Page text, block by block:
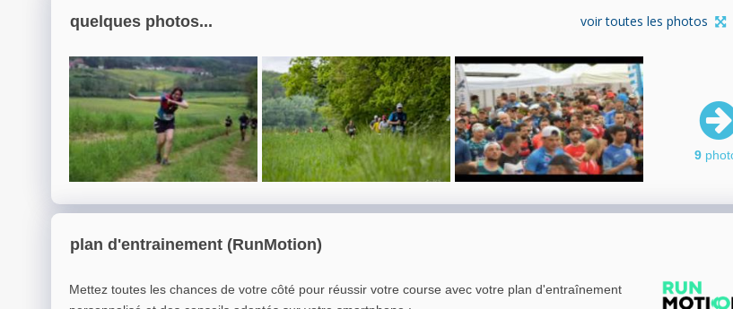
quelques photos... voir toutes les photos
9
plan d'entrainement (RunMotion)
Mettez toutes les chances de votre côté pour réussir votre course avec votre plan d'entraînement